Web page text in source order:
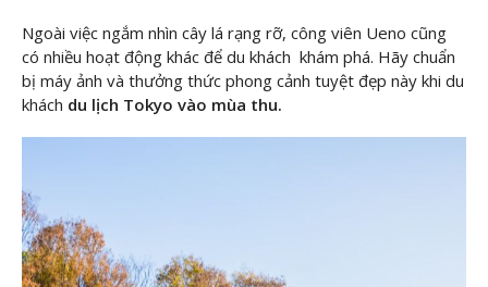
Ngoài việc ngắm nhìn cây lá rạng rỡ, công viên Ueno cũng
có nhiều hoạt động khác để du khách khám phá. Hãy chuẩn
bị máy ảnh và thưởng thức phong cảnh tuyệt đẹp này khi du
khách du lịch Tokyo vào mùa thu.